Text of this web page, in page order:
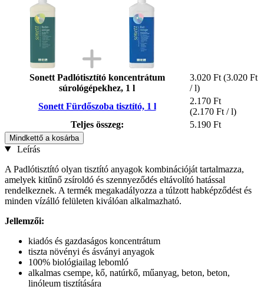
Sonett Padlótisztító koncentrátum
súrológépekhez, 1 l
3.020 Ft (3.020 Ft
/ l)
Sonett Fürdőszoba tisztító, 1 l
2.170 Ft
(2.170 Ft / l)
Teljes összeg:
5.190 Ft
Mindkettő a kosárba
Leírás
A Padlótisztító olyan tisztító anyagok kombinációját tartalmazza,
amelyek kitűnő zsíroldó és szennyeződés eltávolító hatással
rendelkeznek. A termék megakadályozza a túlzott habképződést és
minden vízálló felületen kiválóan alkalmazható.
Jellemzői:
kiadós és gazdaságos koncentrátum
tiszta növényi és ásványi anyagok
100% biológiailag lebomló
alkalmas csempe, kő, natúrkő, műanyag, beton, beton,
linóleum tisztítására